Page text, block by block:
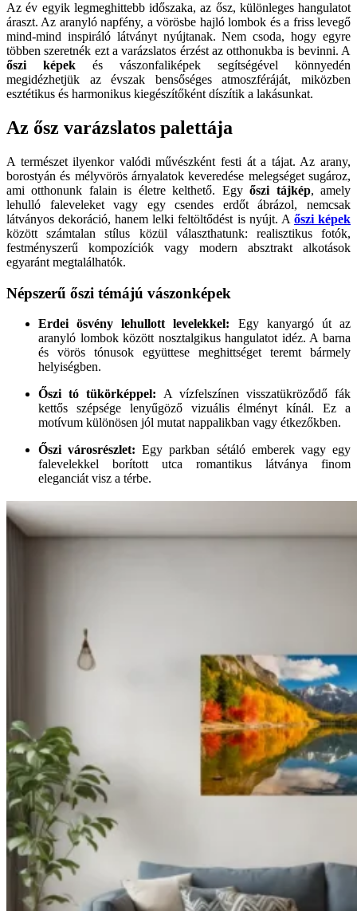
Az év egyik legmeghittebb időszaka, az ősz, különleges hangulatot
áraszt. Az aranyló napfény, a vörösbe hajló lombok és a friss levegő
mind-mind inspiráló látványt nyújtanak. Nem csoda, hogy egyre
többen szeretnék ezt a varázslatos érzést az otthonukba is bevinni. A
őszi képek és vászonfaliképek segítségével könnyedén
megidézhetjük az évszak bensőséges atmoszféráját, miközben
esztétikus és harmonikus kiegészítőként díszítik a lakásunkat.
Az ősz varázslatos palettája
A természet ilyenkor valódi művészként festi át a tájat. Az arany,
borostyán és mélyvörös árnyalatok keveredése melegséget sugároz,
ami otthonunk falain is életre kelthető. Egyőszi tájkép, amely
lehulló faleveleket vagy egy csendes erdőt ábrázol, nemcsak
látványos dekoráció, hanem lelki feltöltődést is nyújt. A őszi képek
között számtalan stílus közül választhatunk: realisztikus fotók,
festményszerű kompozíciók vagy modern absztrakt alkotások
egyaránt megtalálhatók.
Népszerű őszi témájú vászonképek
Erdei ösvény lehullott levelekkel: Egy kanyargó út az
aranyló lombok között nosztalgikus hangulatot idéz. A barna
és vörös tónusok együttese meghittséget teremt bármely
helyiségben.
Őszi tó tükörképpel: A vízfelszínen visszatükröződő fák
kettős szépsége lenyűgöző vizuális élményt kínál. Ez a
motívum különösen jól mutat nappalikban vagy étkezőkben.
Őszi városrészlet: Egy parkban sétáló emberek vagy egy
falevelekkel borított utca romantikus látványa finom
eleganciát visz a térbe.